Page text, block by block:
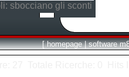
sbocciano gli sconti
[ homepage | software